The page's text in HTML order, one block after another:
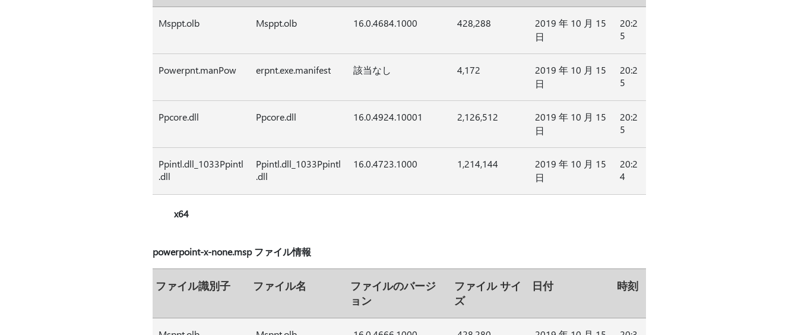
Msppt.olb Msppt.olb 16.0.4684.1000 428,288
2019 年 10 月 15
日
20:2
5
Powerpnt.manPow erpnt.exe.manifest 該当なし 4,172
2019 年 10 月 15
日
20:2
5
Ppcore.dll Ppcore.dll 16.0.4924.10001 2,126,512
2019 年 10 月 15
日
20:2
5
Ppintl.dll_1033Ppintl
.dll
Ppintl.dll_1033Ppintl
.dll
16.0.4723.1000 1,214,144
2019 年 10 月 15
日
20:2
4
x64
powerpoint-x-none.msp ファイル情報
ファイル識別子 ファイル名
ファイルのバージ
ョン
ファイル サイ
ズ
日付 時刻